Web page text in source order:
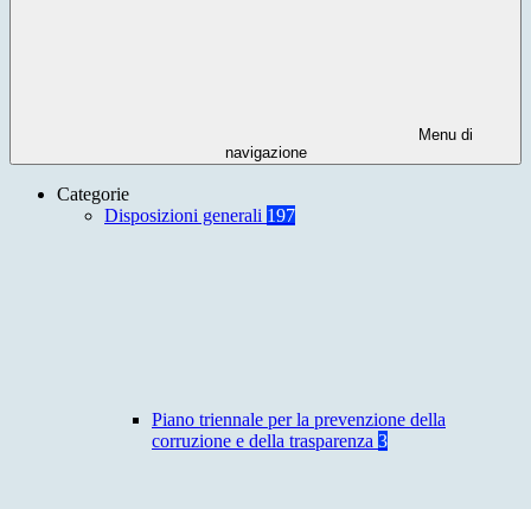
Menu di
navigazione
Categorie
Disposizioni generali 197
Piano triennale per la prevenzione della
corruzione e della trasparenza 3